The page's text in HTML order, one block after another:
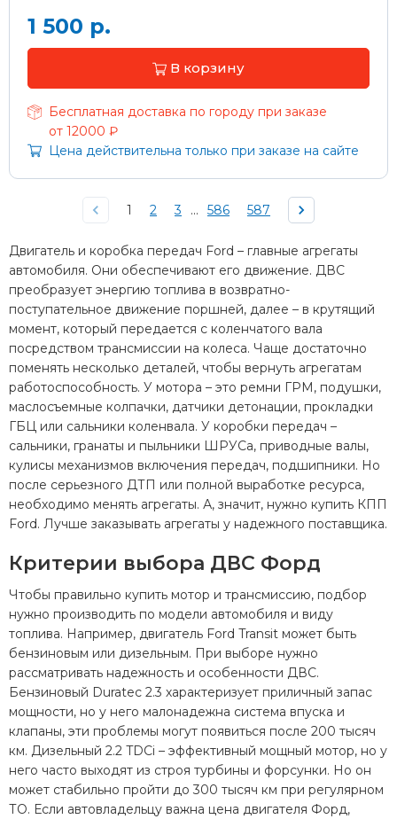
1 500 р.
В корзину
Бесплатная доставка по городу при заказе
от 12000 ₽
Цена действительна только при заказе на сайте
1 2 3 ... 586 587
Двигатель и коробка передач Ford – главные агрегаты
автомобиля. Они обеспечивают его движение. ДВС
преобразует энергию топлива в возвратно-
поступательное движение поршней, далее – в крутящий
момент, который передается с коленчатого вала
посредством трансмиссии на колеса. Чаще достаточно
поменять несколько деталей, чтобы вернуть агрегатам
работоспособность. У мотора – это ремни ГРМ, подушки,
маслосъемные колпачки, датчики детонации, прокладки
ГБЦ или сальники коленвала. У коробки передач –
сальники, гранаты и пыльники ШРУСа, приводные валы,
кулисы механизмов включения передач, подшипники. Но
после серьезного ДТП или полной выработке ресурса,
необходимо менять агрегаты. А, значит, нужно купить КПП
Ford. Лучше заказывать агрегаты у надежного поставщика.
Критерии выбора ДВС Форд
Чтобы правильно купить мотор и трансмиссию, подбор
нужно производить по модели автомобиля и виду
топлива. Например, двигатель Ford Transit может быть
бензиновым или дизельным. При выборе нужно
рассматривать надежность и особенности ДВС.
Бензиновый Duratec 2.3 характеризует приличный запас
мощности, но у него малонадежна система впуска и
клапаны, эти проблемы могут появиться после 200 тысяч
км. Дизельный 2.2 TDCi – эффективный мощный мотор, но у
него часто выходят из строя турбины и форсунки. Но он
может стабильно пройти до 300 тысяч км при регулярном
ТО. Если автовладельцу важна цена двигателя Форд,